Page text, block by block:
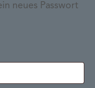
neues Passwort